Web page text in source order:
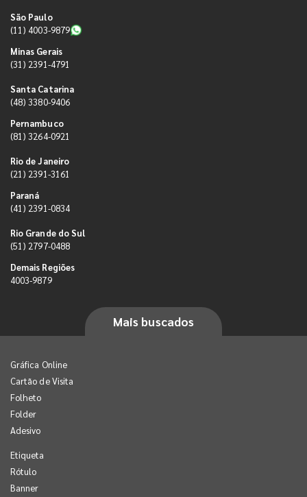
São Paulo
(11) 4003-9879
Minas Gerais
(31) 2391-4791
Santa Catarina
(48) 3380-9406
Pernambuco
(81) 3264-0921
Rio de Janeiro
(21) 2391-3161
Paraná
(41) 2391-0834
Rio Grande do Sul
(51) 2797-0488
Demais Regiões
4003-9879
Mais buscados
Gráfica Online
Cartão de Visita
Folheto
Folder
Adesivo
Etiqueta
Rótulo
Banner